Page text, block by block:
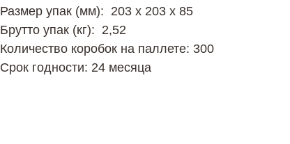
Размер упак (мм): 203 х 203 х 85
Брутто упак (кг): 2,52
Количество коробок на паллете: 300
Срок годности: 24 месяца